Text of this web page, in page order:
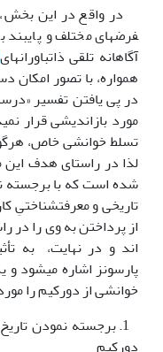
فرضهای مختلف و پایبند
آگاهانه تلقی ذات­باورانه­ای
همواره، با تصور امکان
در پی یافتن تفسیر
مورد بازاندیشی قرار
تسلط خوانشی خاص،
لذا در راستای هدف این
شده است که با برجسته
تاریخی و
از پرداختن به وی را در
اند و در نهایت، به
پارسونز اشاره ­می­شود و
خوانشی از دورکیم را
1. برجسته نمودن